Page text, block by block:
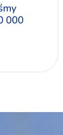
000